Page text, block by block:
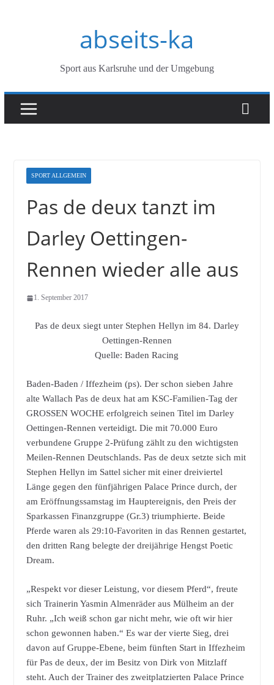
abseits-ka
Sport aus Karlsruhe und der Umgebung
SPORT ALLGEMEIN
Pas de deux tanzt im
Darley Oettingen-
Rennen wieder alle aus
1. September 2017
Pas de deux siegt unter Stephen Hellyn im 84. Darley
Oettingen-Rennen
Quelle: Baden Racing
Baden-Baden / Iffezheim (ps). Der schon sieben Jahre
alte Wallach Pas de deux hat am KSC-Familien-Tag der
GROSSEN WOCHE erfolgreich seinen Titel im Darley
Oettingen-Rennen verteidigt. Die mit 70.000 Euro
verbundene Gruppe 2-Prüfung zählt zu den wichtigsten
Meilen-Rennen Deutschlands. Pas de deux setzte sich mit
Stephen Hellyn im Sattel sicher mit einer dreiviertel
Länge gegen den fünfjährigen Palace Prince durch, der
am Eröffnungssamstag im Hauptereignis, den Preis der
Sparkassen Finanzgruppe (Gr.3) triumphierte. Beide
Pferde waren als 29:10-Favoriten in das Rennen gestartet,
den dritten Rang belegte der dreijährige Hengst Poetic
Dream.
„Respekt vor dieser Leistung, vor diesem Pferd“, freute
sich Trainerin Yasmin Almenräder aus Mülheim an der
Ruhr. „Ich weiß schon gar nicht mehr, wie oft wir hier
schon gewonnen haben.“ Es war der vierte Sieg, drei
davon auf Gruppe-Ebene, beim fünften Start in Iffezheim
für Pas de deux, der im Besitz von Dirk von Mitzlaff
steht. Auch der Trainer des zweitplatzierten Palace Prince